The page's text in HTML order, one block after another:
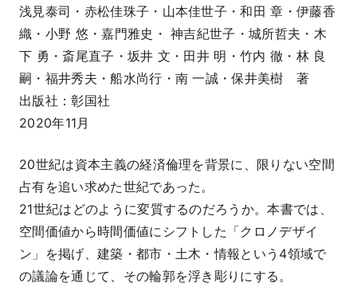
浅見泰司・赤松佳珠子・山本佳世子・和田 章・伊藤香
織・小野 悠・嘉門雅史・ 神吉紀世子・城所哲夫・木
下 勇・斎尾直子・坂井 文・田井 明・竹内 徹・林 良
嗣・福井秀夫・船水尚行・南 一誠・保井美樹 著
出版社：彰国社
2020年11月
20世紀は資本主義の経済倫理を背景に、限りない空間
占有を追い求めた世紀であった。
21世紀はどのように変質するのだろうか。本書では、
空間価値から時間価値にシフトした「クロノデザイ
ン」を掲げ、建築・都市・土木・情報という4領域で
の議論を通じて、その輪郭を浮き彫りにする。